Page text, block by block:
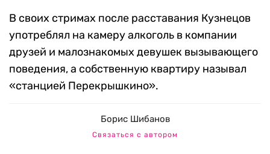
В своих стримах после расставания Кузнецов
употреблял на камеру алкоголь в компании
друзей и малознакомых девушек вызывающего
поведения, а собственную квартиру называл
«станцией Перекрышкино».
Борис Шибанов
Связаться с автором